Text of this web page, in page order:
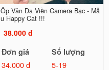
Ốp Vân Da Viền Camera Bạc - Mẫ
u Happy Cat !!!
38.000 đ
Đơn giá
Số lượng
34.000 đ
5-19